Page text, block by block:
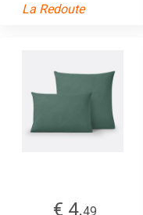
La Redoute
€ 4.49